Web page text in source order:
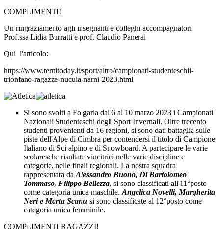
COMPLIMENTI!
Un ringraziamento agli insegnanti e colleghi accompagnatori
Prof.ssa Lidia Burratti e prof. Claudio Panerai
Qui l'articolo:
https://www.ternitoday.it/sport/altro/campionati-studenteschii-
trionfano-ragazze-nucula-narni-2023.html
Si sono svolti a Folgaria dal 6 al 10 marzo 2023 i Campionati
Nazionali Studenteschi degli Sport Invernali. Oltre trecento
studenti provenienti da 16 regioni, si sono dati battaglia sulle
piste dell'Alpe di Cimbra per contendersi il titolo di Campione
Italiano di Sci alpino e di Snowboard. A partecipare le varie
scolaresche risultate vincitrici nelle varie discipline e
categorie, nelle finali regionali. La nostra squadra
rappresentata da Alessandro Buono, Di Bartolomeo
Tommaso, Filippo Bellezza, si sono classificati all'11°posto
come categoria unica maschile. Angelica Novelli, Margherita
Neri e Marta Scanu si sono classificate al 12°posto come
categoria unica femminile.
COMPLIMENTI RAGAZZI!